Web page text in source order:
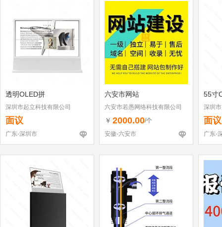
透明OLED拼
深圳市起立科技有限公司
面议
广东-深圳市
六安市网站
六安市若愚网络科技有限公司
￥ 2000.00/个
安徽-六安市
55寸
深圳
面议
广东-